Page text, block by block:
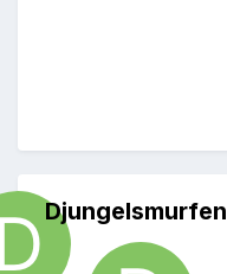
Djungelsmurfen